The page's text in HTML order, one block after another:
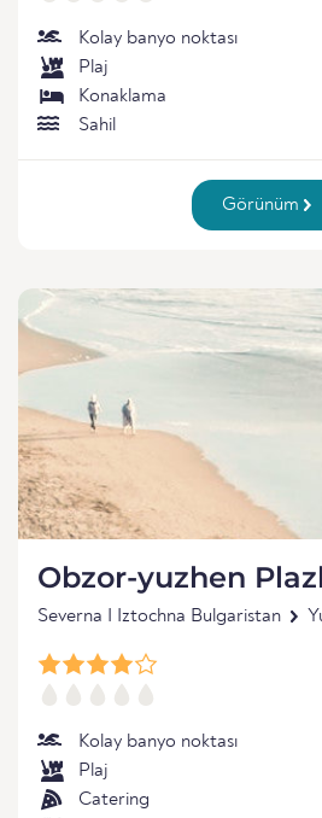
Kolay banyo noktası
Plaj
Konaklama
Sahil
Görünüm
Obzor-yuzhen
Severna I Iztochna Bulgaristan
Kolay banyo noktası
Plaj
Catering